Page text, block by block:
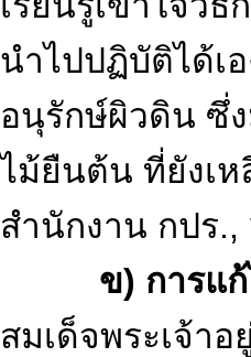
นำไปปฏิบัติได้เ
อนุรักษ์ผิวดิน ซึ่
ไม้ยืนต้น ที่ยังเ
สำนักงาน ก
ข) การแ
สมเด็จพระเจ้า